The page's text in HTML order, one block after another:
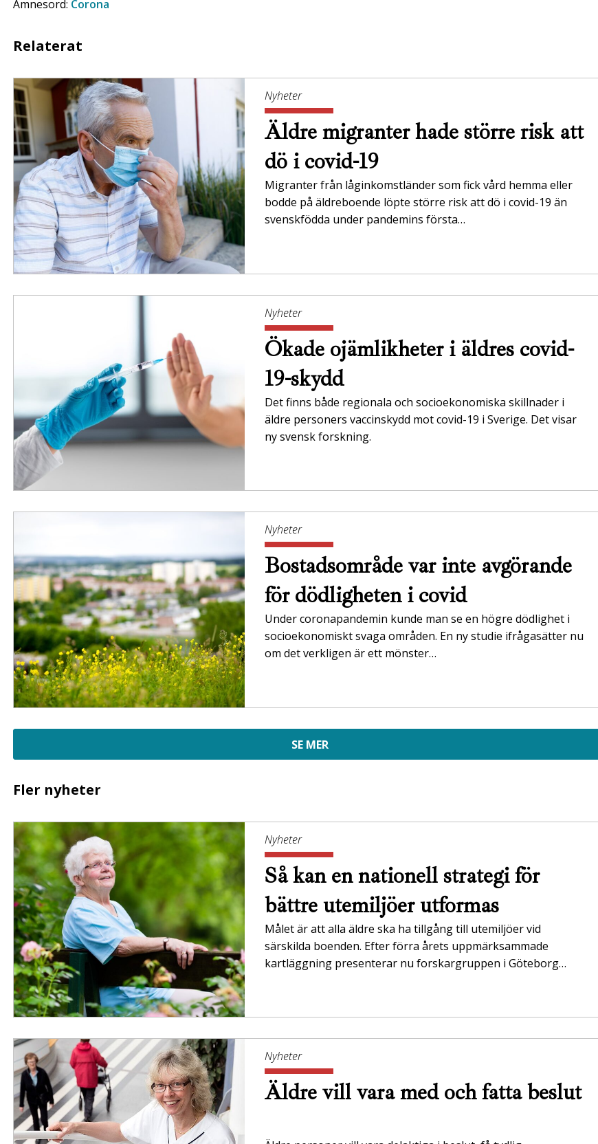
Ämnesord: Corona
Relaterat
Nyheter
Äldre migranter hade större risk att
dö i covid-19
Migranter från låginkomstländer som fick vård hemma eller
bodde på äldreboende löpte större risk att dö i covid-19 än
svenskfödda under pandemins första…
Nyheter
Ökade ojämlikheter i äldres covid-
19-skydd
Det finns både regionala och socioekonomiska skillnader i
äldre personers vaccinskydd mot covid-19 i Sverige. Det visar
ny svensk forskning.
Nyheter
Bostadsområde var inte avgörande
för dödligheten i covid
Under coronapandemin kunde man se en högre dödlighet i
socioekonomiskt svaga områden. En ny studie ifrågasätter nu
om det verkligen är ett mönster…
SE MER
Fler nyheter
Nyheter
Så kan en nationell strategi för
bättre utemiljöer utformas
Målet är att alla äldre ska ha tillgång till utemiljöer vid
särskilda boenden. Efter förra årets uppmärksammade
kartläggning presenterar nu forskargruppen i Göteborg…
Nyheter
Äldre vill vara med och fatta beslut